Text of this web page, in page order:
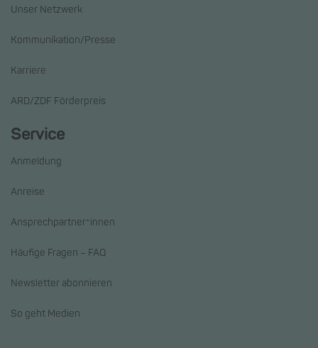
Unser Netzwerk
Kommunikation/Presse
Karriere
ARD/ZDF Förderpreis
Service
Anmeldung
Anreise
Ansprechpartner*innen
Häufige Fragen – FAQ
Newsletter abonnieren
So geht Medien